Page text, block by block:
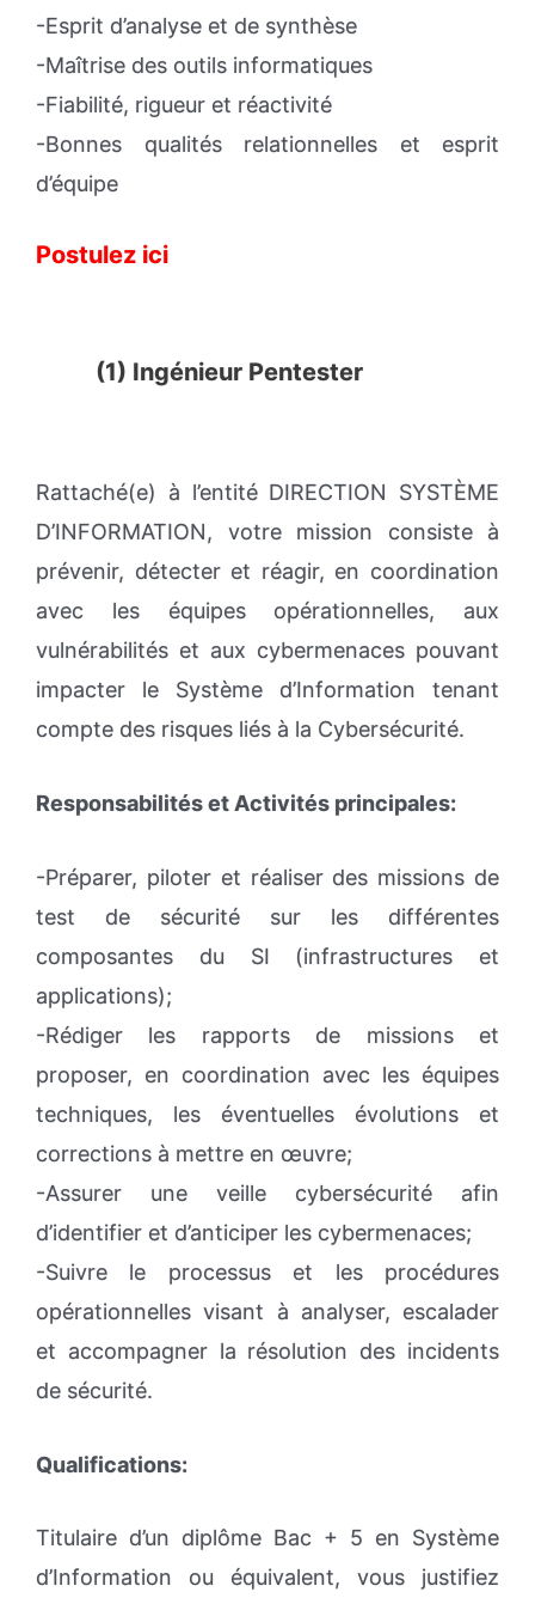
-Esprit d’analyse et de synthèse
-Maîtrise des outils informatiques
-Fiabilité, rigueur et réactivité
-Bonnes qualités relationnelles et esprit
d’équipe
Postulez ici
(1) Ingénieur Pentester
Rattaché(e) à l’entité DIRECTION SYSTÈME
D’INFORMATION, votre mission consiste à
prévenir, détecter et réagir, en coordination
avec les équipes opérationnelles, aux
vulnérabilités et aux cybermenaces pouvant
impacter le Système d’Information tenant
compte des risques liés à la Cybersécurité.
Responsabilités et Activités principales:
-Préparer, piloter et réaliser des missions de
test de sécurité sur les différentes
composantes du SI (infrastructures et
applications);
-Rédiger les rapports de missions et
proposer, en coordination avec les équipes
techniques, les éventuelles évolutions et
corrections à mettre en œuvre;
-Assurer une veille cybersécurité afin
d’identifier et d’anticiper les cybermenaces;
-Suivre le processus et les procédures
opérationnelles visant à analyser, escalader
et accompagner la résolution des incidents
de sécurité.
Qualifications:
Titulaire d’un diplôme Bac + 5 en Système
d’Information ou équivalent, vous justifiez